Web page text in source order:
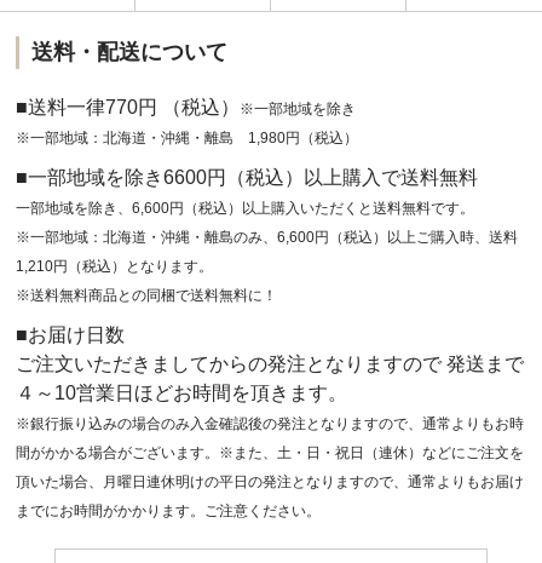
送料・配送について
■送料一律770円 （税込）
※一部地域を除き
※一部地域：北海道・沖縄・離島 1,980円（税込）
■一部地域を除き6600円（税込）以上購入で送料無料
一部地域を除き、6,600円（税込）以上購入いただくと送料無料です。
※一部地域：北海道・沖縄・離島のみ、6,600円（税込）以上ご購入時、送料
1,210円（税込）となります。
※送料無料商品との同梱で送料無料に！
■お届け日数
ご注文いただきましてからの発注となりますので 発送まで
４～10営業日ほどお時間を頂きます。
※銀行振り込みの場合のみ入金確認後の発注となりますので、通常よりもお時
間がかかる場合がございます。※また、土・日・祝日（連休）などにご注文を
頂いた場合、月曜日連休明けの平日の発注となりますので、通常よりもお届け
までにお時間がかかります。ご注意ください。